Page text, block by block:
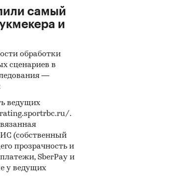
аналитические порталы
проведение расчетов.
Современные статистические
с поправкой на мнение экспертов.
мнение авторов и не является
товары /
/ ... / Овощи
самый
и
обработки
сценариев в
—
ведущих
rating.sportrbc.ru/.
(собственный
прозрачность и
SberPay и
у ведущих